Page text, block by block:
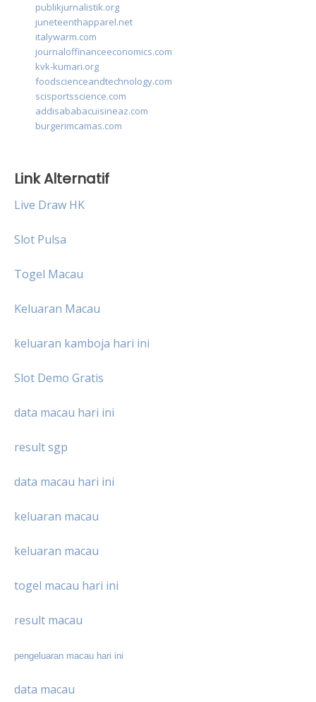
publikjurnalistik.org
juneteenthapparel.net
italywarm.com
journaloffinanceeconomics.com
kvk-kumari.org
foodscienceandtechnology.com
scisportsscience.com
addisababacuisineaz.com
burgerimcamas.com
Link Alternatif
Live Draw HK
Slot Pulsa
Togel Macau
Keluaran Macau
keluaran kamboja hari ini
Slot Demo Gratis
data macau hari ini
result sgp
data macau hari ini
keluaran macau
keluaran macau
togel macau hari ini
result macau
pengeluaran macau hari ini
data macau